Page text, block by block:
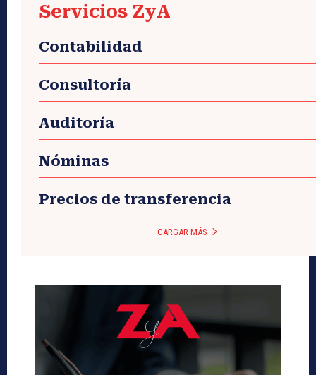
Servicios ZyA
Contabilidad
Consultoría
Auditoría
Nóminas
Precios de transferencia
CARGAR MÁS